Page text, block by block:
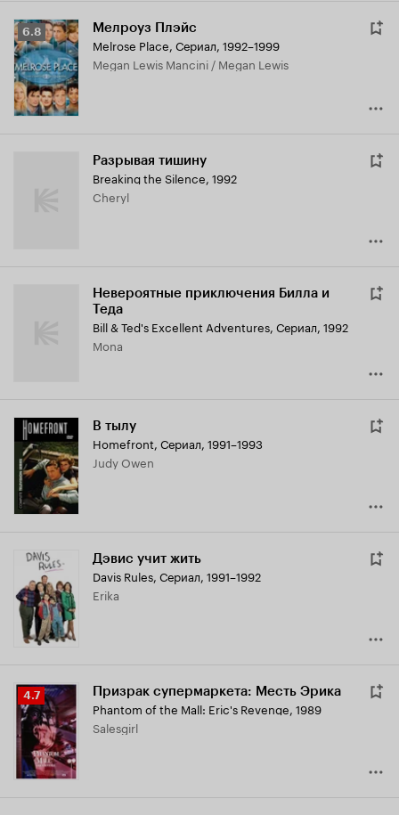
Рейтинг
Кинопоиска
6.8
6.8 Мелроуз Плэйс
Melrose Place, Сериал, 1992–1999
Megan Lewis Mancini / Megan Lewis
Разрывая тишину
Breaking the Silence, 1992
Cheryl
Невероятные приключения Билла и
Теда
Bill & Ted's Excellent Adventures, Сериал, 1992
Mona
В тылу
Homefront, Сериал, 1991–1993
Judy Owen
Дэвис учит жить
Davis Rules, Сериал, 1991–1992
Erika
Рейтинг
Кинопоиска
4.7
4.7 Призрак супермаркета: Месть Эрика
Phantom of the Mall: Eric's Revenge, 1989
Salesgirl